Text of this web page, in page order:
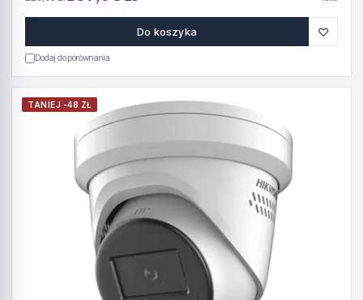
Do koszyka ♡
Dodaj do porównania
TANIEJ -48 ZŁ